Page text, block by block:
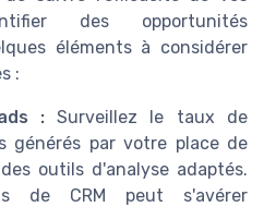
des opportunités
éléments à considérer
:
:Surveillez le taux de
générés par votre place de
outils d'analyse adaptés.
de CRM peut s'avérer